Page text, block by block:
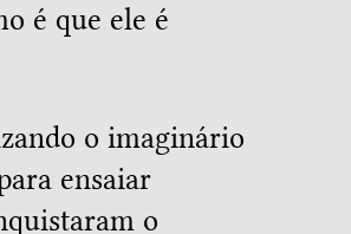
é que ele é
o imaginário
ensaiar
o